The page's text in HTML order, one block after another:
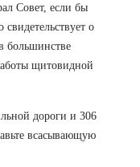
Совет, если бы
о
большинстве
щитовидной
дороги и 306
всасывающую